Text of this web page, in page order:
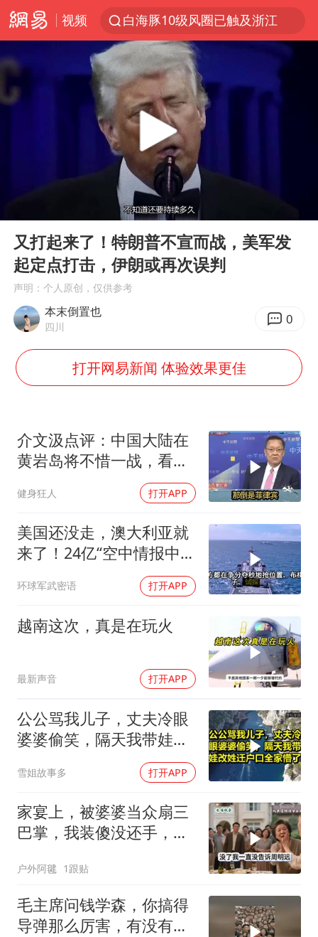
视频
白海豚10级风圈已触及浙江
拜登前列腺癌恶化
跨界融合拉长夏日经济消费链条
“伊斯兰版北约”出现
武契奇会见泽连斯基有何意图
上海中心城区暴雨预警由橙变红
曝美下令调查弹药库存信息遭泄露事件
上海大部迎大暴雨
以军士兵把枪口对准中国记者
方桃子代言广告视频已下架
白海豚在海上打了个结
构建更高水平的全民健身公共服务体系
Play
又打起来了！特朗普不宣而战，美军发
起定点打击，伊朗或再次误判
声明：个人原创，仅供参考
本末倒置也
四川 0
打开网易新闻 体验效果更佳
介文汲点评：中国大陆在
黄岩岛将不惜一战，看你
健身狂人 打开APP
美国还没走，澳大利亚就
来了！24亿“空中情报中
心”刚到手就杀入南海
环球军武密语 打开APP
越南这次，真是在玩火
最新声音 打开APP
公公骂我儿子，丈夫冷眼
婆婆偷笑，隔天我带娃改
姓迁户口全家懵了！
雪姐故事多 打开APP
家宴上，被婆婆当众扇三
巴掌，我装傻没还手，悄
夫全家10人被新户主请出
家门
户外阿毽 1跟贴
毛主席问钱学森，你搞得
导弹那么厉害，有没有办